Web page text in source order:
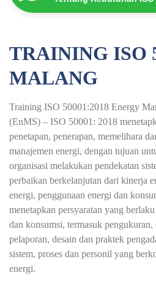
TRAINING ISO
MALANG
Training ISO 50001:2018 Energy
(EnMS) – ISO 50001: 2018
penetapan, penerapan, memelihara
manajemen energi, dengan tujuan
organisasi melakukan pendekatan
perbaikan berkelanjutan dari kinerja
energi, penggunaan energi dan
menetapkan persyaratan yang
dan konsumsi, termasuk pengukuran,
pelaporan, desain dan praktek
sistem, proses dan personil yang
energi.